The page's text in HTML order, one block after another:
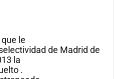
le
de Madrid de
la
.